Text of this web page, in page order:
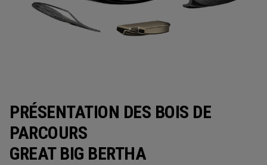
PRÉSENTATION DES BOIS DE
PARCOURS
GREAT BIG BERTHA